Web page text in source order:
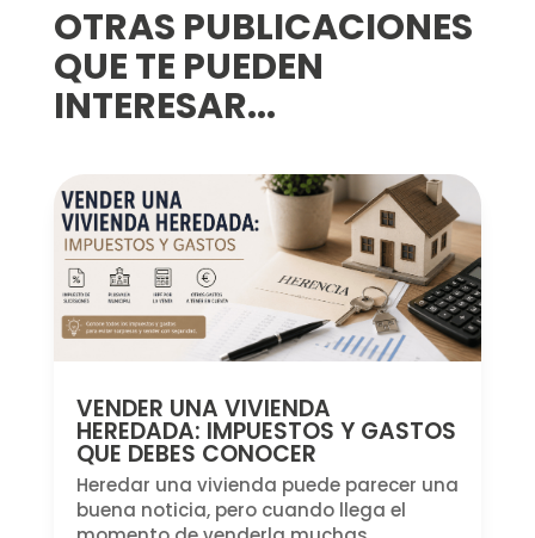
OTRAS PUBLICACIONES
QUE TE PUEDEN
INTERESAR...
VENDER UNA VIVIENDA
HEREDADA: IMPUESTOS Y GASTOS
QUE DEBES CONOCER
Heredar una vivienda puede parecer una
buena noticia, pero cuando llega el